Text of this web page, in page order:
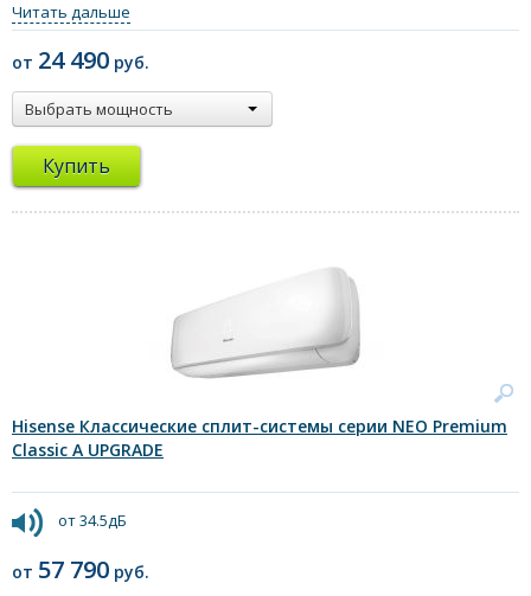
↔ ↕ - Регулировка потока воздуха вверх-вниз, влево-вправо при
помощи пульта
- Самоочистка внутреннего блока
Читать дальше
от 24 490 руб.
Выбрать мощность
Купить
Hisense Классические сплит-системы серии NEO Premium
Classic A UPGRADE
от 34.5дБ
от 57 790 руб.